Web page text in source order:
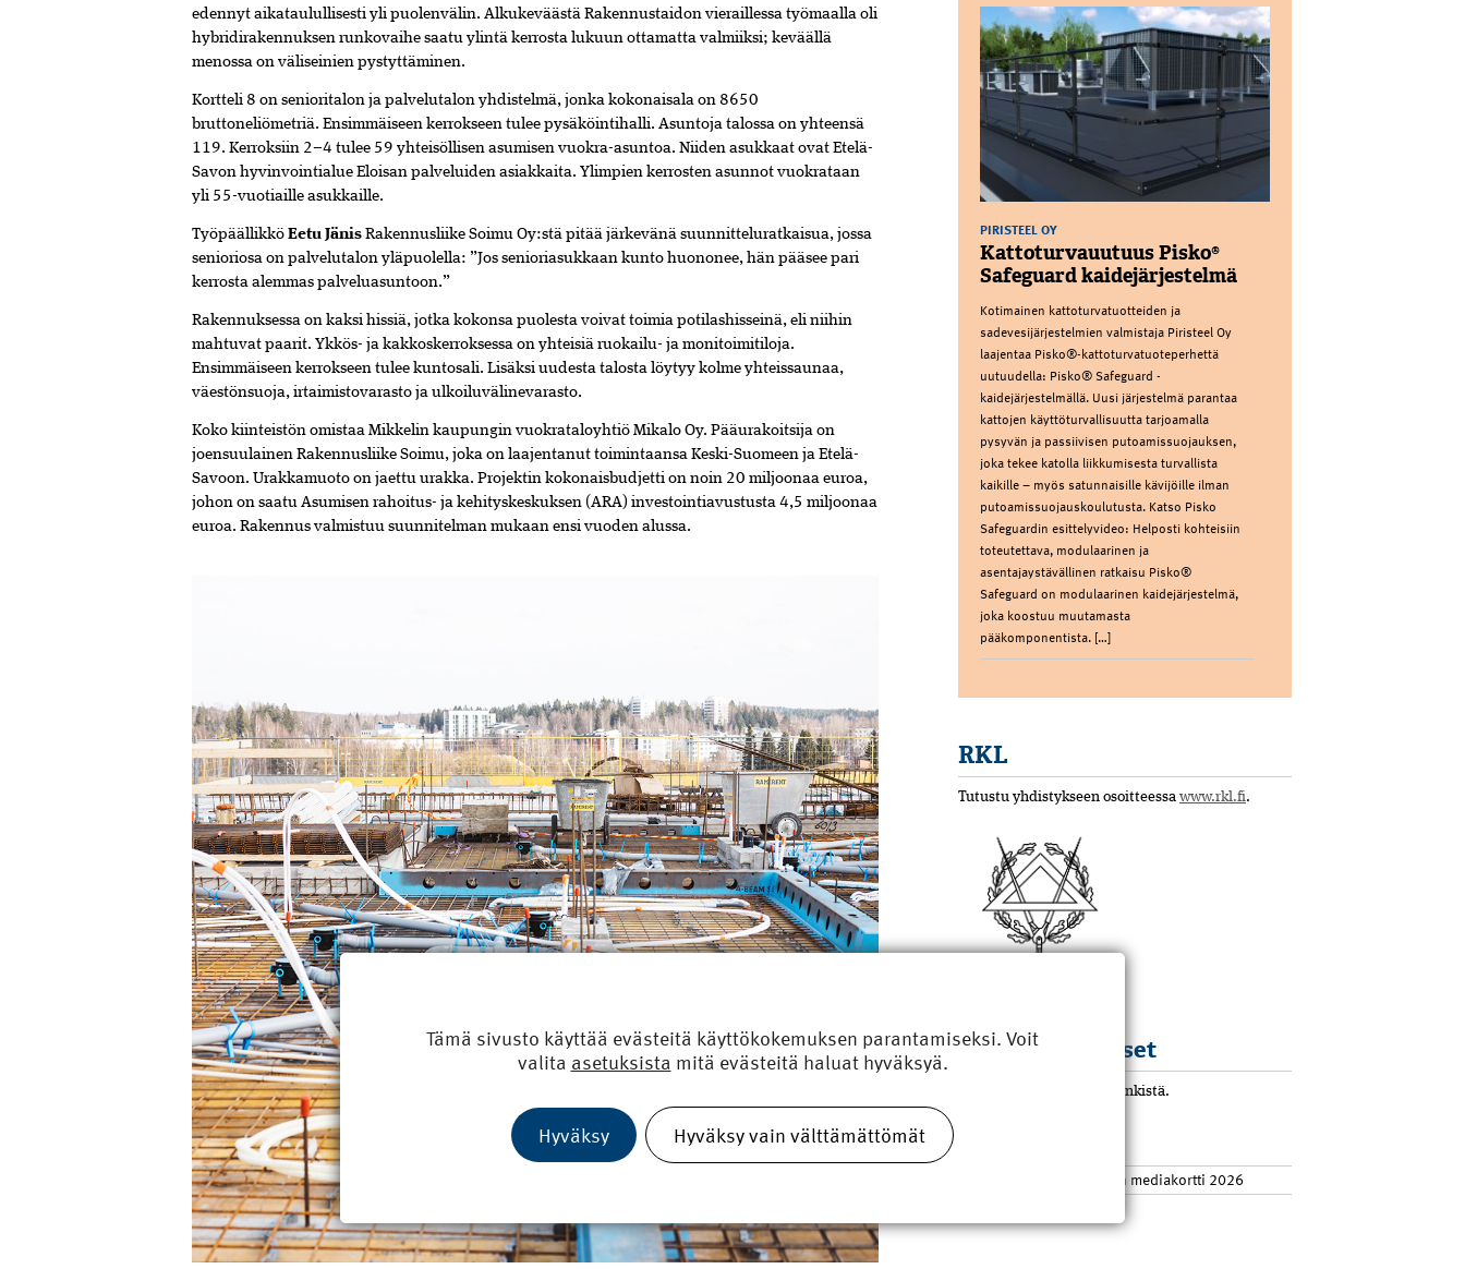
edennyt aikataulullisesti yli puolenvälin. Alkukeväästä Rakennustaidon vieraillessa työmaalla oli
hybridirakennuksen runkovaihe saatu ylintä kerrosta lukuun ottamatta valmiiksi; keväällä
menossa on väliseinien pystyttäminen.
Kortteli 8 on senioritalon ja palvelutalon yhdistelmä, jonka kokonaisala on 8650
bruttoneliömetriä. Ensimmäiseen kerrokseen tulee pysäköintihalli. Asuntoja talossa on yhteensä
119. Kerroksiin 2–4 tulee 59 yhteisöllisen asumisen vuokra-asuntoa. Niiden asukkaat ovat Etelä-
Savon hyvinvointialue Eloisan palveluiden asiakkaita. Ylimpien kerrosten asunnot vuokrataan
yli 55-vuotiaille asukkaille.
TyöpäällikköEetu Jänis Rakennusliike Soimu Oy:stä pitää järkevänä suunnitteluratkaisua, jossa
senioriosa on palvelutalon yläpuolella: ”Jos senioriasukkaan kunto huononee, hän pääsee pari
kerrosta alemmas palveluasuntoon.”
Rakennuksessa on kaksi hissiä, jotka kokonsa puolesta voivat toimia potilashisseinä, eli niihin
mahtuvat paarit. Ykkös- ja kakkoskerroksessa on yhteisiä ruokailu- ja monitoimitiloja.
Ensimmäiseen kerrokseen tulee kuntosali. Lisäksi uudesta talosta löytyy kolme yhteissaunaa,
väestönsuoja, irtaimistovarasto ja ulkoiluvälinevarasto.
Koko kiinteistön omistaa Mikkelin kaupungin vuokrataloyhtiö Mikalo Oy. Pääurakoitsija on
joensuulainen Rakennusliike Soimu, joka on laajentanut toimintaansa Keski-Suomeen ja Etelä-
Savoon. Urakkamuoto on jaettu urakka. Projektin kokonaisbudjetti on noin 20 miljoonaa euroa,
johon on saatu Asumisen rahoitus- ja kehityskeskuksen (ARA) investointiavustusta 4,5 miljoonaa
euroa. Rakennus valmistuu suunnitelman mukaan ensi vuoden alussa.
PIRISTEEL OY
Kattoturvauutuus Pisko®
Safeguard kaidejärjestelmä
Kotimainen kattoturvatuotteiden ja
sadevesijärjestelmien valmistaja Piristeel Oy
laajentaa Pisko®-kattoturvatuoteperhettä
uutuudella: Pisko® Safeguard -
kaidejärjestelmällä. Uusi järjestelmä parantaa
kattojen käyttöturvallisuutta tarjoamalla
pysyvän ja passiivisen putoamissuojauksen,
joka tekee katolla liikkumisesta turvallista
kaikille – myös satunnaisille kävijöille ilman
putoamissuojauskoulutusta. Katso Pisko
Safeguardin esittelyvideo: Helposti kohteisiin
toteutettava, modulaarinen ja
asentajaystävällinen ratkaisu Pisko®
Safeguard on modulaarinen kaidejärjestelmä,
joka koostuu muutamasta
pääkomponentista. […]
RKL
Tutustu yhdistykseen osoitteessa www.rkl.fi.
RKL koulutukset
linkistä.
Lehden ja verkkosivuston mediakortti 2026
Tämä sivusto käyttää evästeitä käyttökokemuksen parantamiseksi. Voit
valita asetuksista mitä evästeitä haluat hyväksyä.
Hyväksy Hyväksy vain välttämättömät